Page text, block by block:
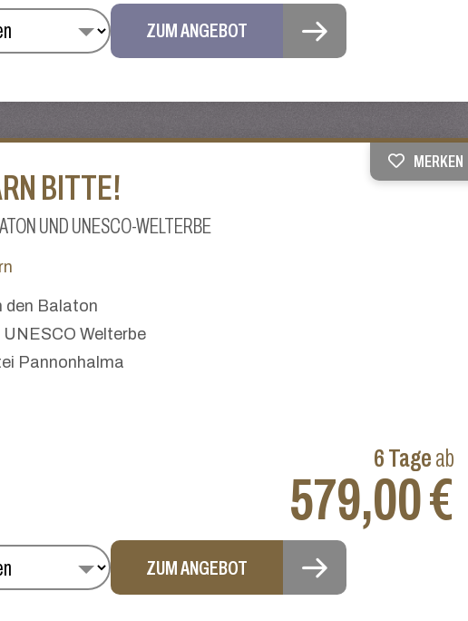
ZUM ANGEBOT
MERKEN
BITTE!
UND UNESCO-WELTERBE
den Balaton
Welterbe
Pannonhalma
6 Tageab
579,00 €
ZUM ANGEBOT